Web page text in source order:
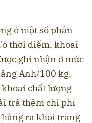
ở một số phân
thời điểm, khoai
ghi nhận ở mức
Anh/100 kg.
khoai chất lượng
trả thêm chi phí
hàng ra khỏi trang